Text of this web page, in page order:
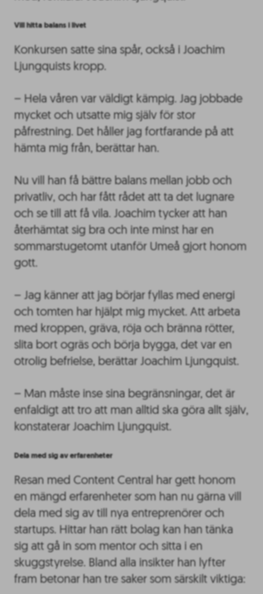
Vill hitta balans i livet
Konkursen satte sina spår, också i Joachim
Ljungquists kropp.
– Hela våren var väldigt kämpig. Jag jobbade
mycket och utsatte mig själv för stor
påfrestning. Det håller jag fortfarande på att
hämta mig från, berättar han.
Nu vill han få bättre balans mellan jobb och
privatliv, och har fått rådet att ta det lugnare
och se till att få vila. Joachim tycker att han
återhämtat sig bra och inte minst har en
sommarstugetomt utanför Umeå gjort honom
gott.
– Jag känner att jag börjar fyllas med energi
och tomten har hjälpt mig mycket. Att arbeta
med kroppen, gräva, röja och bränna rötter,
slita bort ogräs och börja bygga, det var en
otrolig befrielse, berättar Joachim Ljungquist.
– Man måste inse sina begränsningar, det är
enfaldigt att tro att man alltid ska göra allt själv,
konstaterar Joachim Ljungquist.
Dela med sig av erfarenheter
Resan med Content Central har gett honom
en mängd erfarenheter som han nu gärna vill
dela med sig av till nya entreprenörer och
startups. Hittar han rätt bolag kan han tänka
sig att gå in som mentor och sitta i en
skuggstyrelse. Bland alla insikter han lyfter
fram betonar han tre saker som särskilt viktiga: